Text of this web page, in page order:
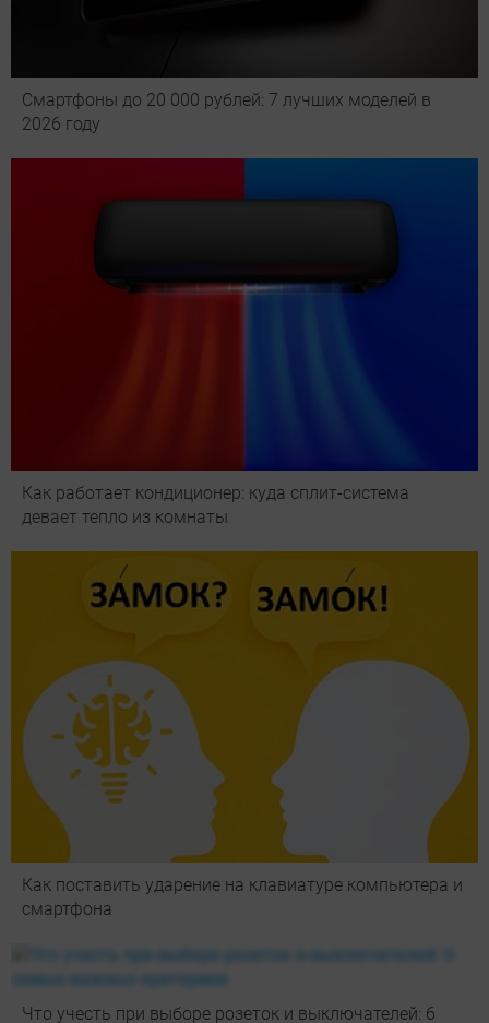
Смартфоны до 20 000 рублей: 7 лучших моделей в
2026 году
Как работает кондиционер: куда сплит-система
девает тепло из комнаты
Как поставить ударение на клавиатуре компьютера и
смартфона
Что учесть при выборе розеток и выключателей: 6